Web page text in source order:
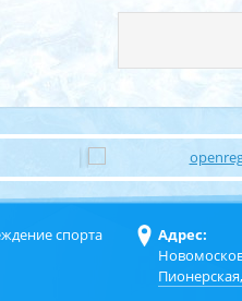
спорта
Адрес: